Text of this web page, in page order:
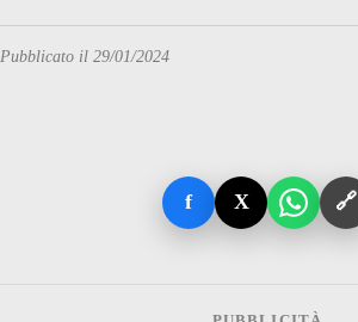
Pubblicato il 29/01/2024
f X 🔗